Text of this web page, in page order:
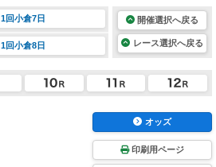
1回小倉7日
1回小倉8日
開催選択へ戻る
レース選択へ戻る
オッズ
印刷用ページ